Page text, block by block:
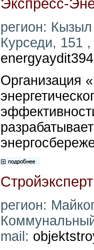
регион:
Курседи, 151
Организация
регион:
mail: